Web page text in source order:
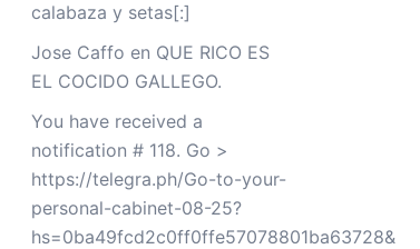
calabaza y setas[:]
Jose Caffo en QUE RICO ES
EL COCIDO GALLEGO.
You have received a
notification # 118. Go >
https://telegra.ph/Go-to-your-
personal-cabinet-08-25?
hs=0ba49fcd2c0ff0ffe57078801ba63728&